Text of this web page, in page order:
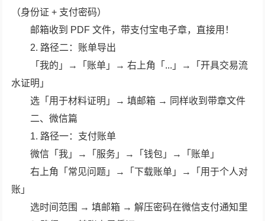
（身份证 + 支付密码）
邮箱收到 PDF 文件，带支付宝电子章，直接用！
2. 路径二：账单导出
「我的」→「账单」→ 右上角「...」→「开具交易流
水证明」
选「用于材料证明」→ 填邮箱 → 同样收到带章文件
二、微信篇
1. 路径一：支付账单
微信「我」→「服务」→「钱包」→「账单」
右上角「常见问题」→「下载账单」→「用于个人对
账」
选时间范围 → 填邮箱 → 解压密码在微信支付通知里